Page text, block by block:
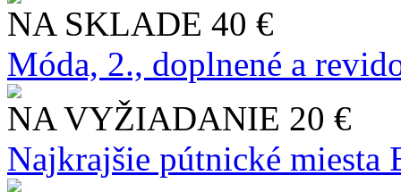
NA SKLADE 40 €
Móda, 2., doplnené a
NA VYŽIADANIE 20 €
Najkrajšie pútnické miesta